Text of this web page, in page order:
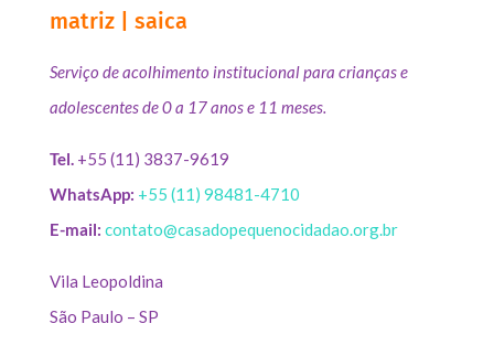
matriz | saica
Serviço de acolhimento institucional para crianças e
adolescentes de 0 a 17 anos e 11 meses.
Tel.+55 (11) 3837-9619
WhatsApp: +55 (11) 98481-4710
E-mail: contato@casadopequenocidadao.org.br
Vila Leopoldina
São Paulo – SP